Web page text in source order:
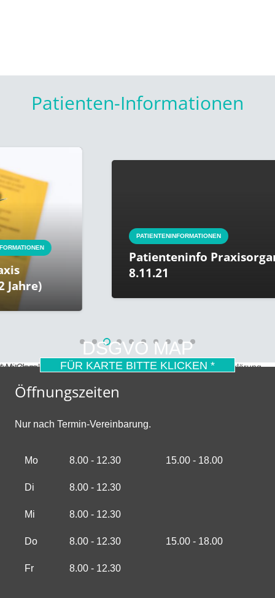
Patienten-Informationen
PATIENTENINFORMATIONEN
Patienteninfo
8.11.21
DSGVO MAP
FÜR KARTE BITTE KLICKEN *
* Mit dem Laden der Karte akzeptierst du die Datenschutzerklärung von Google. Mehr erfahren
Öffnungszeiten
Nur nach Termin-Vereinbarung.
Mo 8.00 - 12.30 15.00 - 18.00
Di 8.00 - 12.30
Mi 8.00 - 12.30
Do 8.00 - 12.30 15.00 - 18.00
Fr 8.00 - 12.30